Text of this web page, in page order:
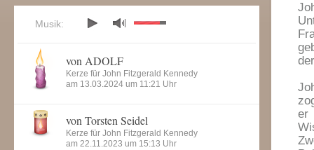
Musik:
von ADOLF
Kerze für John Fitzgerald Kennedy
am 13.03.2024 um 11:21 Uhr
von Torsten Seidel
Kerze für John Fitzgerald Kennedy
am 22.11.2023 um 15:13 Uhr